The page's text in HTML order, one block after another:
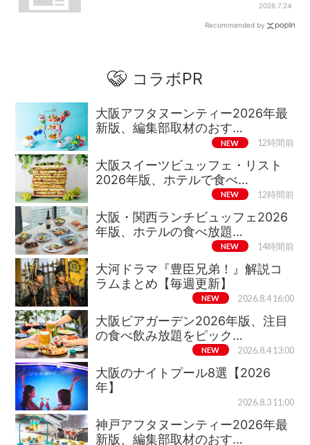
2026.7.24
Recommended by
コラボPR
大阪アフタヌーンティー2026年最
新版、編集部取材のおす…
NEW 12時間前
大阪スイーツビュッフェ・リスト
2026年版、ホテルで食べ…
NEW 12時間前
大阪・関西ランチビュッフェ2026
年版、ホテルの食べ放題…
NEW 14時間前
大河ドラマ『豊臣兄弟！』解説コ
ラムまとめ【毎週更新】
NEW 2026.8.4 16:00
大阪ビアガーデン2026年版、注目
の食べ飲み放題をピック…
NEW 2026.8.4 13:00
大阪のナイトプール8選【2026
年】
2026.8.3 11:00
神戸アフタヌーンティー2026年最
新版、編集部取材のおす…